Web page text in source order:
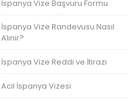
İspanya Vize Başvuru Formu
İspanya Vize Randevusu Nasıl
Alınır?
İspanya Vize Reddi ve İtirazı
Acil İspanya Vizesi